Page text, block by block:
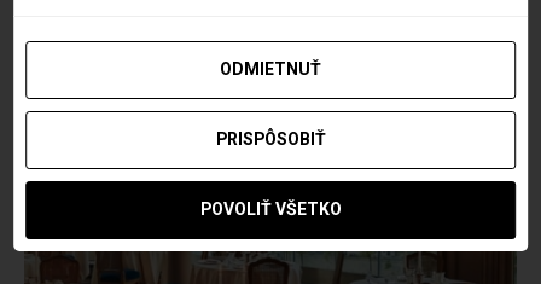
ODMIETNUŤ
PRISPÔSOBIŤ
POVOLIŤ VŠETKO